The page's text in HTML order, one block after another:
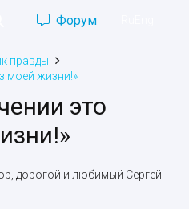
Форум
правды
моей жизни!»
это
дорогой и любимый Сергей